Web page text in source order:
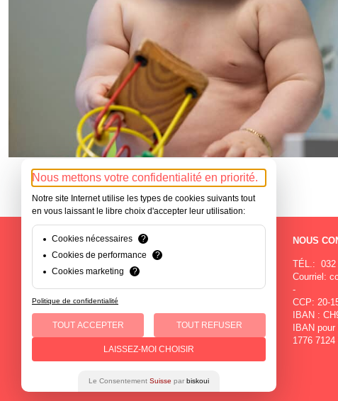
NOS SITES
Rue de la Paix 71
2300 La Chaux-de-Fonds
-
Avenue du Premier-Mars 2a
2000 Neuchâtel
-
Rue du Patinage 1
2114 Fleurier
NOUS
TÉL.: 032
Courriel:
-
CCP: 20-
IBAN :
IBAN
1776 7124
Nous mettons votre confidentialité en priorité.
Notre site Internet utilise les types de cookies suivants tout
en vous laissant le libre choix d'accepter leur utilisation:
Cookies nécessaires
?
Cookies de performance
?
Cookies marketing
?
Politique de confidentialité
TOUT ACCEPTER TOUT REFUSER
LAISSEZ-MOI CHOISIR
Le Consentement Suisse par biskoui